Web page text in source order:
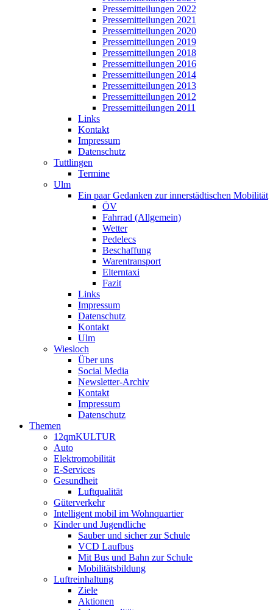
Pressemitteilungen 2022
Pressemitteilungen 2021
Pressemitteilungen 2020
Pressemitteilungen 2019
Pressemitteilungen 2018
Pressemitteilungen 2016
Pressemitteilungen 2014
Pressemitteilungen 2013
Pressemitteilungen 2012
Pressemitteilungen 2011
Links
Kontakt
Impressum
Datenschutz
Tuttlingen
Termine
Ulm
Ein paar Gedanken zur innerstädtischen Mobilität
ÖV
Fahrrad (Allgemein)
Wetter
Pedelecs
Beschaffung
Warentransport
Elterntaxi
Fazit
Links
Impressum
Datenschutz
Kontakt
Ulm
Wiesloch
Über uns
Social Media
Newsletter-Archiv
Kontakt
Impressum
Datenschutz
Themen
12qmKULTUR
Auto
Elektromobilität
E-Services
Gesundheit
Luftqualität
Güterverkehr
Intelligent mobil im Wohnquartier
Kinder und Jugendliche
Sauber und sicher zur Schule
VCD Laufbus
Mit Bus und Bahn zur Schule
Mobilitätsbildung
Luftreinhaltung
Ziele
Aktionen